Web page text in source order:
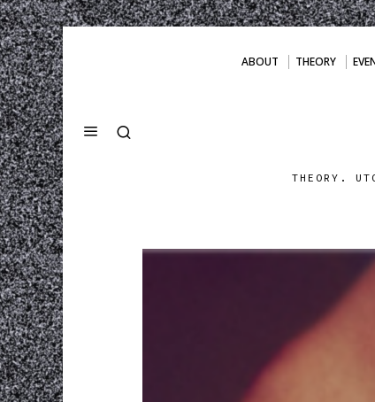
ABOUT THEORY
THEORY.